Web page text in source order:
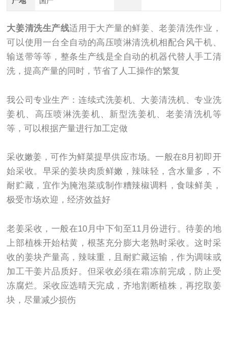
大姜清洗生产线适用于大产量的鲜姜、老姜清洗作业，
可以使用一台全自动的高压喷淋清洗机相配合风干机、
输送带等等，整条生产线是全自动的机器代替人手工清
洗，提高产量的同时，节省了人工操作的繁复
我公司专业生产：连续式洗姜机、大姜清洗机、专业洗
姜机、高压喷淋洗姜机、新型洗姜机、老姜清洗机等
等，可以根据产量进行加工定做
采收嫩姜，可作为鲜菜提早供应市场。一般在8月初即开
始采收。早采的姜块肉质鲜嫩，辣味轻，含水量多，不
耐贮藏，宜作为腌泡菜或制作糟辣椒调料，食味鲜美，
极受市场欢迎，经济效益好
老姜采收，一般在10月中下旬至11月份进行。待姜的地
上部植株开始枯黄，根茎充分膨大老熟时采收。这时采
收的姜块产量高，辣味重，且耐贮藏运输，作为调味或
加工干姜片品质好。但采收必须在霜冻前完成，防止受
冻腐烂。采收应选晴天完成，齐地割断植株，再挖取姜
块，尽量减少损伤